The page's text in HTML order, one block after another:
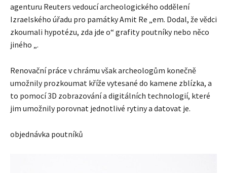
agenturu Reuters vedoucí archeologického oddělení
Izraelského úřadu pro památky Amit Re „em. Dodal, že vědci
zkoumali hypotézu, zda jde o“ grafity poutníky nebo něco
jiného „.
Renovační práce v chrámu však archeologům konečně
umožnily prozkoumat kříže vytesané do kamene zblízka, a
to pomocí 3D zobrazování a digitálních technologií, které
jim umožnily porovnat jednotlivé rytiny a datovat je.
objednávka poutníků